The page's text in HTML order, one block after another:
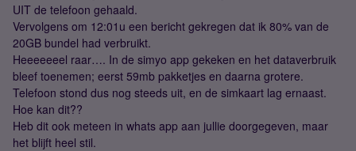
UIT de telefoon gehaald.
Vervolgens om 12:01u een bericht gekregen dat ik 80% van de
20GB bundel had verbruikt.
Heeeeeeel raar…. In de simyo app gekeken en het dataverbruik
bleef toenemen; eerst 59mb pakketjes en daarna grotere.
Telefoon stond dus nog steeds uit, en de simkaart lag ernaast.
Hoe kan dit??
Heb dit ook meteen in whats app aan jullie doorgegeven, maar
het blijft heel stil.